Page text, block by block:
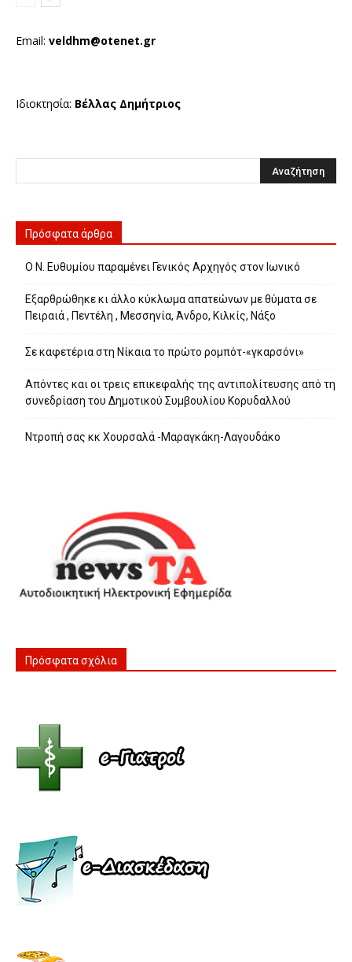
Email: veldhm@otenet.gr
Ιδιοκτησία: Βέλλας Δημήτριος
Πρόσφατα άρθρα
Ο Ν. Ευθυμίου παραμένει Γενικός Αρχηγός στον Ιωνικό
Εξαρθρώθηκε κι άλλο κύκλωμα απατεώνων με θύματα σε
Πειραιά , Πεντέλη , Μεσσηνία, Άνδρο, Κιλκίς, Νάξο
Σε καφετέρια στη Νίκαια το πρώτο ρομπότ-«γκαρσόνι»
Απόντες και οι τρεις επικεφαλής της αντιπολίτευσης από τη
συνεδρίαση του Δημοτικού Συμβουλίου Κορυδαλλού
Ντροπή σας κκ Χουρσαλά -Μαραγκάκη-Λαγουδάκο
Πρόσφατα σχόλια